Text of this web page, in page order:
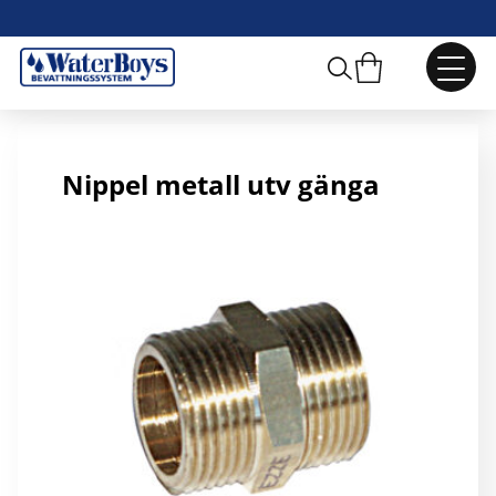
R10 Nippel Metall
Nippel metall utv gänga